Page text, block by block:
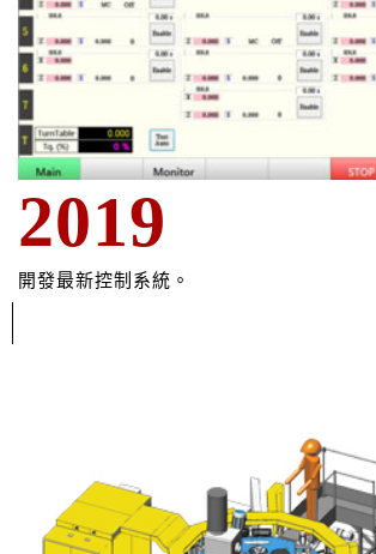
2019
開發最新控制系統 。